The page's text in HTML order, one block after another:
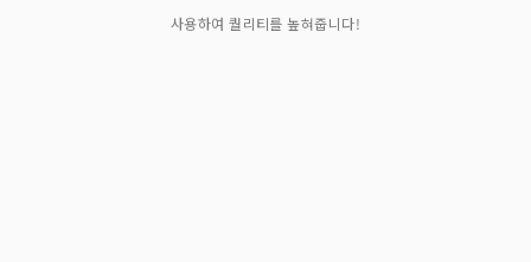
사용하여 퀄리티를 높혀줍니다!